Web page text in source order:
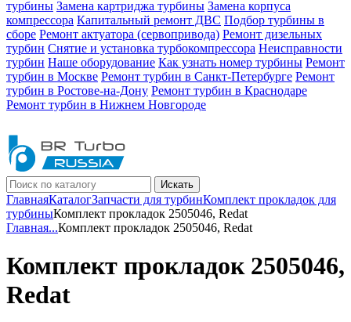
турбины Замена картриджа турбины Замена корпуса
компрессора Капитальный ремонт ДВС Подбор турбины в
сборе Ремонт актуатора (сервопривода) Ремонт дизельных
турбин Снятие и установка турбокомпрессора Неисправности
турбин Наше оборудование Как узнать номер турбины Ремонт
турбин в Москве Ремонт турбин в Санкт-Петербурге Ремонт
турбин в Ростове-на-Дону Ремонт турбин в Краснодаре
Ремонт турбин в Нижнем Новгороде
Искать
ГлавнаяКаталогЗапчасти для турбинКомплект прокладок для
турбиныКомплект прокладок 2505046, Redat
Главная...Комплект прокладок 2505046, Redat
Комплект прокладок 2505046,
Redat